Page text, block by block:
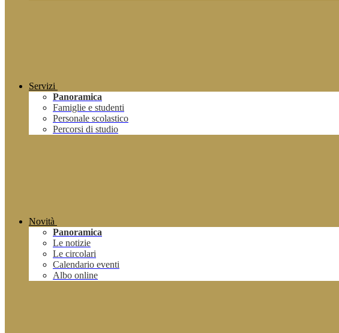
Servizi
Panoramica
Famiglie e studenti
Personale scolastico
Percorsi di studio
Novità
Panoramica
Le notizie
Le circolari
Calendario eventi
Albo online